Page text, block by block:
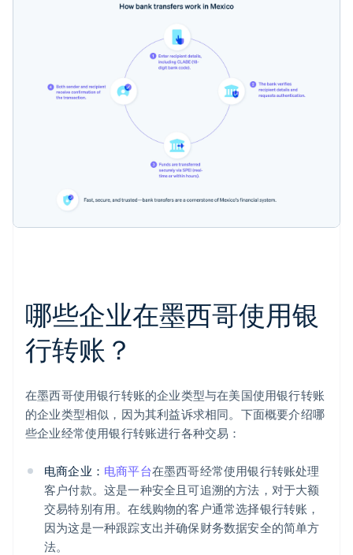
哪些企业在墨西哥使用银
行转账？
在墨西哥使用银行转账的企业类型与在美国使用银行转账
的企业类型相似，因为其利益诉求相同。下面概要介绍哪
些企业经常使用银行转账进行各种交易：
电商企业： 电商平台在墨西哥经常使用银行转账处理
客户付款。这是一种安全且可追溯的方法，对于大额
交易特别有用。在线购物的客户通常选择银行转账，
因为这是一种跟踪支出并确保财务数据安全的简单方
法。